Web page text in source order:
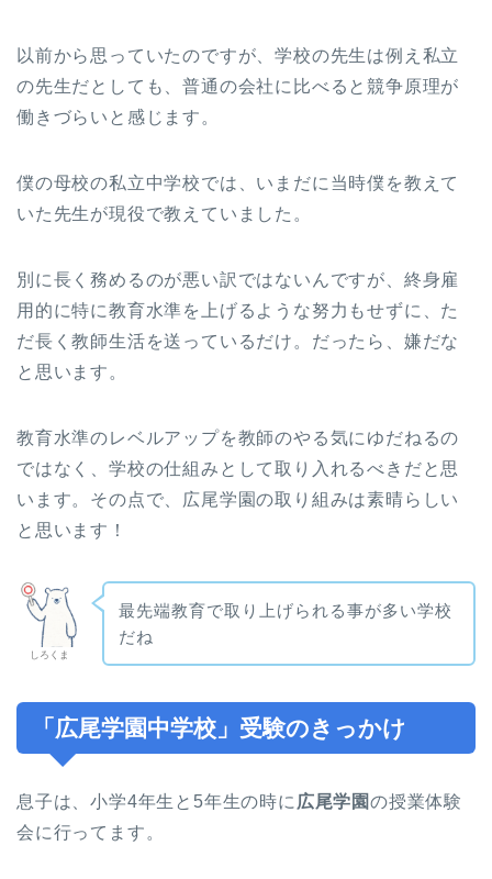
以前から思っていたのですが、学校の先生は例え私立
の先生だとしても、普通の会社に比べると競争原理が
働きづらいと感じます。
僕の母校の私立中学校では、いまだに当時僕を教えて
いた先生が現役で教えていました。
別に長く務めるのが悪い訳ではないんですが、終身雇
用的に特に教育水準を上げるような努力もせずに、た
だ長く教師生活を送っているだけ。だったら、嫌だな
と思います。
教育水準のレベルアップを教師のやる気にゆだねるの
ではなく、学校の仕組みとして取り入れるべきだと思
います。その点で、広尾学園の取り組みは素晴らしい
と思います！
しろくま
最先端教育で取り上げられる事が多い学校
だね
「広尾学園中学校」受験のきっかけ
息子は、小学4年生と5年生の時に広尾学園の授業体験
会に行ってます。